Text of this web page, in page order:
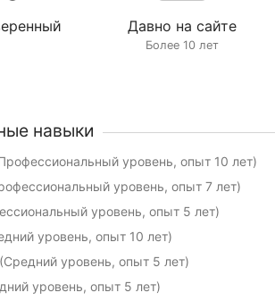
Давно на сайте
Более 10 лет
навыки
уровень, опыт 10 лет)
уровень, опыт 7 лет)
уровень, опыт 5 лет)
уровень, опыт 10 лет)
(Средний уровень, опыт 5 лет)
уровень, опыт 5 лет)